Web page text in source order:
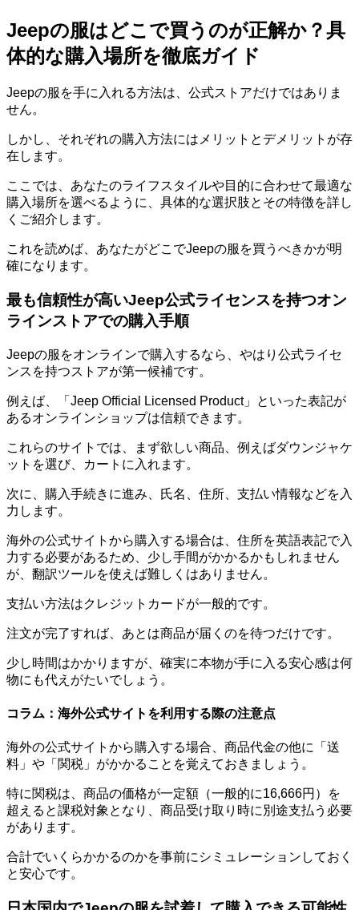
Jeepの服はどこで買うのが正解か？具
体的な購入場所を徹底ガイド
Jeepの服を手に入れる方法は、公式ストアだけではありま
せん。
しかし、それぞれの購入方法にはメリットとデメリットが存
在します。
ここでは、あなたのライフスタイルや目的に合わせて最適な
購入場所を選べるように、具体的な選択肢とその特徴を詳し
くご紹介します。
これを読めば、あなたがどこでJeepの服を買うべきかが明
確になります。
最も信頼性が高いJeep公式ライセンスを持つオン
ラインストアでの購入手順
Jeepの服をオンラインで購入するなら、やはり 公式ライセ
ンスを持つストアが第一候補です。
例えば、「Jeep Official Licensed Product」といった表記が
あるオンラインショップは信頼できます。
これらのサイトでは、まず欲しい商品、例えばダウンジャケ
ットを選び、カートに入れます。
次に、購入手続きに進み、氏名、住所、支払い情報などを入
力します。
海外の公式サイトから購入する場合は、住所を英語表記で入
力する必要があるため、少し手間がかかるかもしれません
が、翻訳ツールを使えば難しくはありません。
支払い方法はクレジットカードが一般的です。
注文が完了すれば、あとは商品が届くのを待つだけです。
少し時間はかかりますが、 確実に本物が手に入る安心感は何
物にも代えがたいでしょう。
コラム：海外公式サイトを利用する際の注意点
海外の公式サイトから購入する場合、商品代金の他に「送
料」や「関税」がかかることを覚えておきましょう。
特に関税は、商品の価格が一定額（一般的に16,666円）を
超えると課税対象となり、商品受け取り時に別途支払う必要
があります。
合計でいくらかかるのかを事前にシミュレーションしておく
と安心です。